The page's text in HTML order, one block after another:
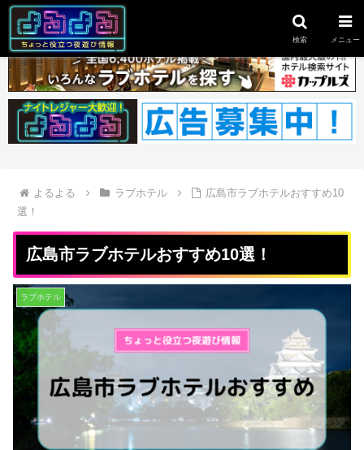
よるよる ラブホテル
広島市ラブホテルおすすめ10
選！
広島市ラブホテルおすすめ10選！
ラブホテル
検索 メニュー